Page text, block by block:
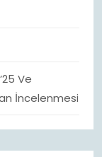
Ve
İncelenmesi